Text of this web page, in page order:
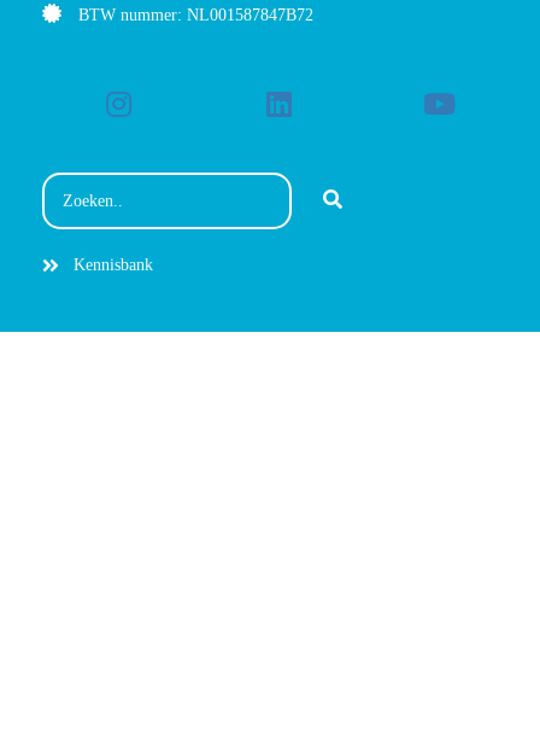
BTW nummer: NL001587847B72
Kennisbank